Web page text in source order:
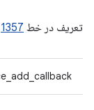
تعریف در خط 1357